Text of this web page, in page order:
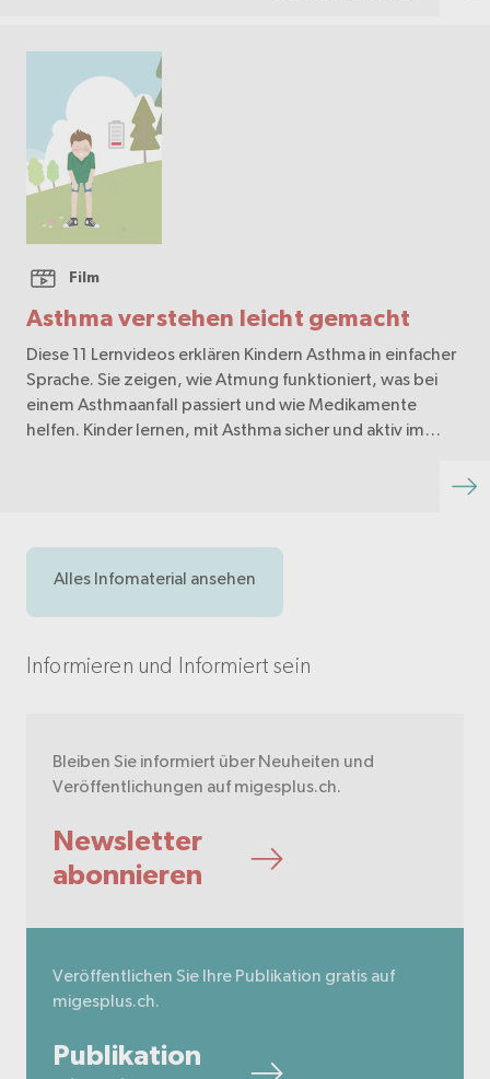
Asthma verstehen leicht gemacht
Film
Diese 11 Lernvideos erklären Kindern Asthma in einfacher
Sprache. Sie zeigen, wie Atmung funktioniert, was bei
einem Asthmaanfall passiert und wie Medikamente
helfen. Kinder lernen, mit Asthma sicher und aktiv im
Alles Infomaterial ansehen
Informieren und Informiert sein
Bleiben Sie informiert über Neuheiten und
Veröffentlichungen auf migesplus.ch.
Newsletter
abonnieren
Veröffentlichen Sie Ihre Publikation gratis auf
migesplus.ch.
Publikation